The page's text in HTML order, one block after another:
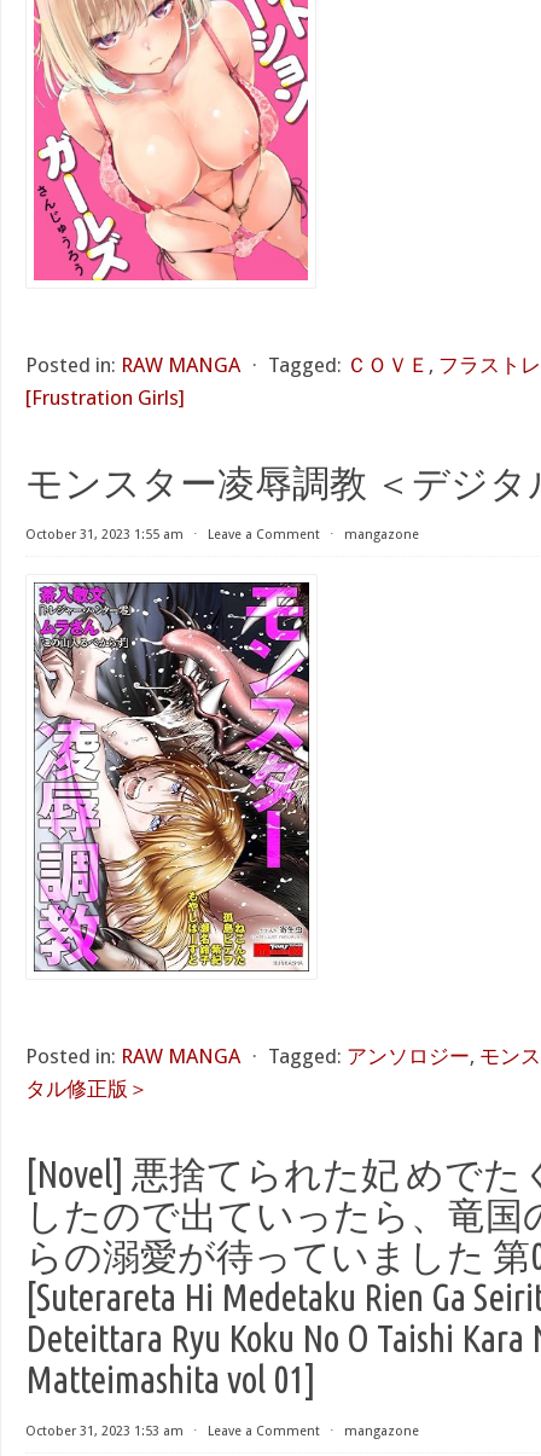
Posted in: RAW MANGA ⋅ Tagged: ＣＯＶＥ , フラスト
[Frustration Girls]
モンスター凌辱調教 ＜デジタ
October 31, 2023 1:55 am ⋅ Leave a Comment ⋅ mangazone
Posted in: RAW MANGA ⋅ Tagged: アンソロジー, モン
タル修正版＞
[Novel] 悪捨てられた妃 めで
したので出ていったら、竜国
らの溺愛が待っていました 第
[Suterareta Hi Medetaku Rien Ga
Deteittara Ryu Koku No O Taishi Kara
Matteimashita vol 01]
October 31, 2023 1:53 am ⋅ Leave a Comment ⋅ mangazone